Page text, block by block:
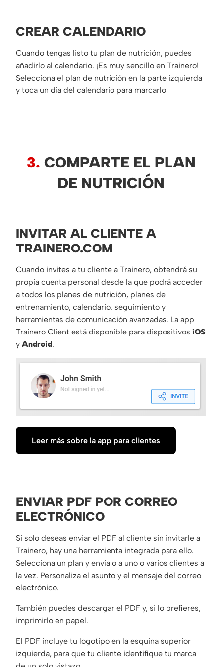
CREAR CALENDARIO
Cuando tengas listo tu plan de nutrición, puedes
añadirlo al calendario. ¡Es muy sencillo en Trainero!
Selecciona el plan de nutrición en la parte izquierda
y toca un día del calendario para marcarlo.
3. COMPARTE EL PLAN
DE NUTRICIÓN
INVITAR AL CLIENTE A
TRAINERO.COM
Cuando invites a tu cliente a Trainero, obtendrá su
propia cuenta personal desde la que podrá acceder
a todos los planes de nutrición, planes de
entrenamiento, calendario, seguimiento y
herramientas de comunicación avanzadas. La app
Trainero Client está disponible para dispositivos iOS
y Android.
Leer más sobre la app para clientes
ENVIAR PDF POR CORREO
ELECTRÓNICO
Si solo deseas enviar el PDF al cliente sin invitarle a
Trainero, hay una herramienta integrada para ello.
Selecciona un plan y envíalo a uno o varios clientes a
la vez. Personaliza el asunto y el mensaje del correo
electrónico.
También puedes descargar el PDF y, si lo prefieres,
imprimirlo en papel.
El PDF incluye tu logotipo en la esquina superior
izquierda, para que tu cliente identifique tu marca